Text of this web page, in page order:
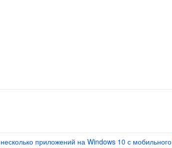
приложений на Windows 10 с мобильного